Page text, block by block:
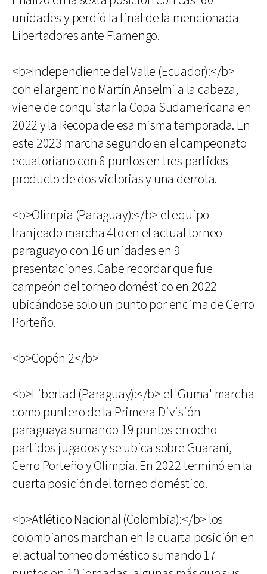
unidades y perdió la final de la mencionada
Libertadores ante Flamengo.
<b>Independiente del Valle (Ecuador):</b>
con el argentino Martín Anselmi a la cabeza,
viene de conquistar la Copa Sudamericana en
2022 y la Recopa de esa misma temporada. En
este 2023 marcha segundo en el campeonato
ecuatoriano con 6 puntos en tres partidos
producto de dos victorias y una derrota.
<b>Olimpia (Paraguay):</b> el equipo
franjeado marcha 4to en el actual torneo
paraguayo con 16 unidades en 9
presentaciones. Cabe recordar que fue
campeón del torneo doméstico en 2022
ubicándose solo un punto por encima de Cerro
Porteño.
<b>Copón 2</b>
<b>Libertad (Paraguay):</b> el 'Guma' marcha
como puntero de la Primera División
paraguaya sumando 19 puntos en ocho
partidos jugados y se ubica sobre Guaraní,
Cerro Porteño y Olimpia. En 2022 terminó en la
cuarta posición del torneo doméstico.
<b>Atlético Nacional (Colombia):</b> los
colombianos marchan en la cuarta posición en
el actual torneo doméstico sumando 17